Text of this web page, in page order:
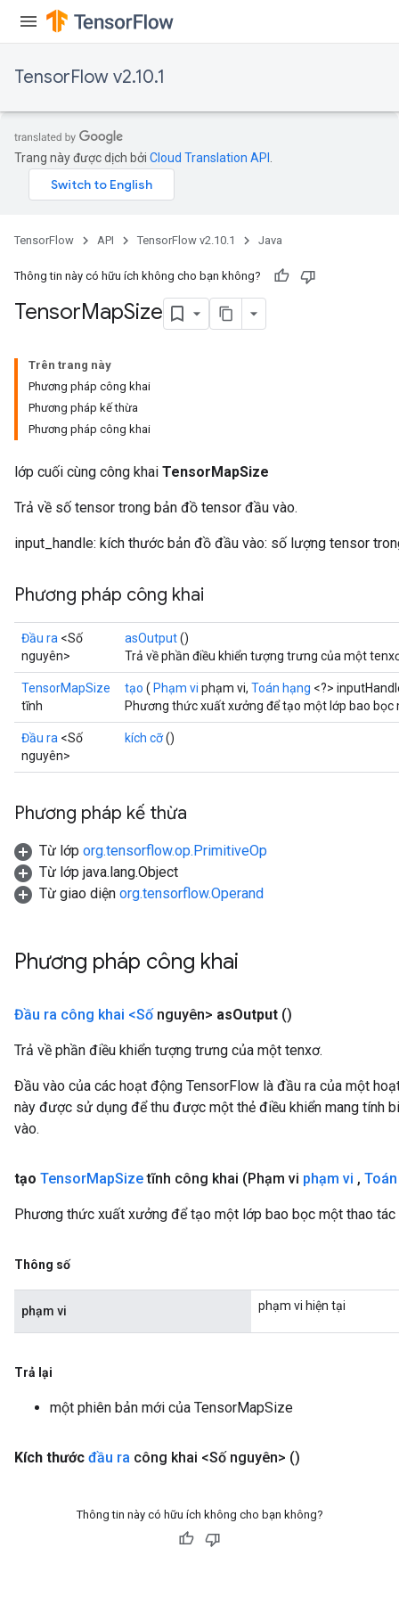
TensorFlow v2.10.1
Trang này được dịch bởi Cloud Translation API
TensorFlow API TensorFlow v2.10.1 Java
Thông tin này có hữu ích không cho bạn không?
TensorMapSize
Trên trang này
Phương pháp công khai
Phương pháp kế thừa
Phương pháp công khai
lớp cuối cùng công khai TensorMapSize
Trả về số tensor trong bản đồ tensor đầu vào.
input_handle: kích thước bản đồ đầu vào: số lượng tensor
Phương pháp công khai
Đầu ra <Số
nguyên>
asOutput()
Trả về phần điều khiển tượng trưng của một
TensorMapSize
tĩnh
tạo ( Phạm vi phạm vi, Toán hạng <?>
Phương thức xuất xưởng để tạo một lớp bao
Đầu ra <Số
nguyên>
kích cỡ()
Phương pháp kế thừa
Từ lớp org.tensorflow.op.PrimitiveOp
Từ lớp java.lang.Object
Từ giao diện org.tensorflow.Operand
Phương pháp công khai
Đầu ra công khai <Sốnguyên> asOutput ()
Trả về phần điều khiển tượng trưng của một tenxơ.
Đầu vào của các hoạt động TensorFlow là đầu ra của một
này được sử dụng để thu được một thẻ điều khiển mang tính
vào.
tạo TensorMapSizetĩnh công khai (Phạm vi phạm vi ,
Phương thức xuất xưởng để tạo một lớp bao bọc một thao
Thông số
phạm vi phạm vi hiện tại
Trả lại
một phiên bản mới của TensorMapSize
Kích thước đầu ra công khai <Số nguyên> ()
Thông tin này có hữu ích không cho bạn không?